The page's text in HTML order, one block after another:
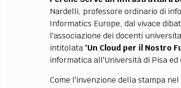
Nardelli, professore ordinario di
Informatics Europe, dal vivace
l'associazione dei docenti
intitolata "Un Cloud per il Nostro
informatica all'Università di Pisa ed
Come l'invenzione della stampa